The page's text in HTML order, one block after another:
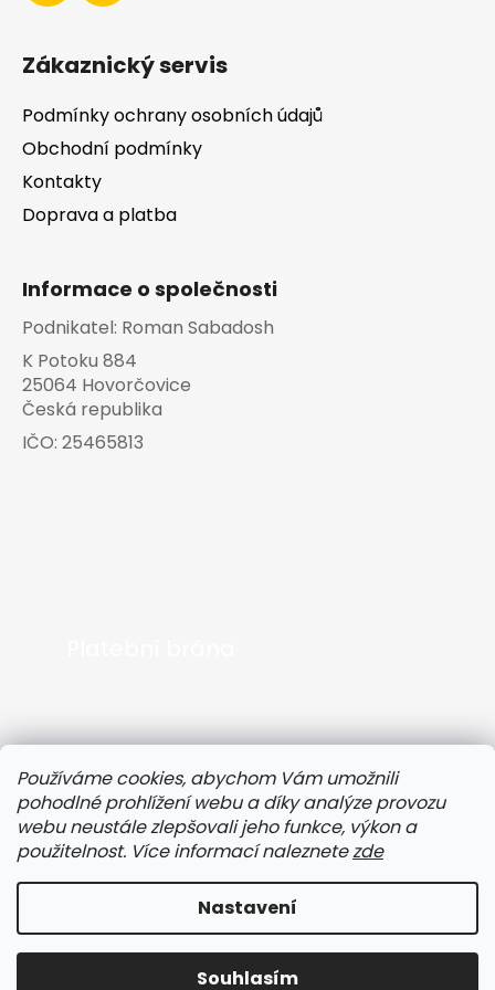
Používáme cookies, abychom Vám umožnili
pohodlné prohlížení webu a díky analýze provozu
webu neustále zlepšovali jeho funkce, výkon a
použitelnost. Více informací naleznetezde
Nastavení
Souhlasím
Speciální sleva pro naše zákazníky!
Získejte-3 %slevu na všechny produktyENERGY,FLOW,
Zákaznický servis
Podmínky ochrany osobních údajů
Obchodní podmínky
Kontakty
Doprava a platba
Informace o společnosti
Podnikatel: Roman Sabadosh
K Potoku 884
25064 Hovorčovice
Česká republika
IČO: 25465813
Vytvořil Shoptet
Copyright 2026EkoSila. Všechna práva vyhrazena.